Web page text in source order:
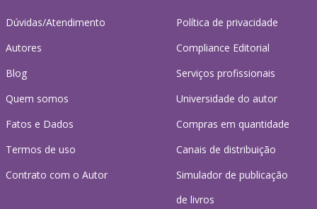
Dúvidas/Atendimento
Autores
Blog
Quem somos
Fatos e Dados
Termos de uso
Contrato com o Autor
Política de privacidade
Compliance Editorial
Serviços profissionais
Universidade do autor
Compras em quantidade
Canais de distribuição
Simulador de publicação
de livros